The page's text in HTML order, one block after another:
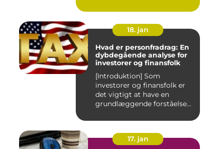
18. jan
Hvad er personfradrag: En
dybdegående analyse for
investorer og finansfolk
[Introduktion] Som
investorer og finansfolk er
det vigtigt at have en
grundlæggende forståelse
17. jan